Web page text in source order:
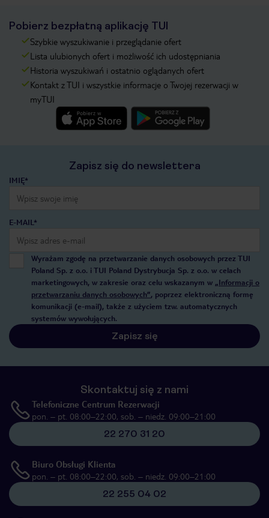
Pobierz bezpłatną aplikację TUI
Szybkie wyszukiwanie i przeglądanie ofert
Lista ulubionych ofert i możliwość ich udostępniania
Historia wyszukiwań i ostatnio oglądanych ofert
Kontakt z TUI i wszystkie informacje o Twojej rezerwacji w
myTUI
Zapisz się do newslettera
IMIĘ*
E-MAIL*
Wyrażam zgodę na przetwarzanie danych osobowych przez TUI
Poland Sp. z o.o. i TUI Poland Dystrybucja Sp. z o.o. w celach
marketingowych, w zakresie oraz celu wskazanym w „Informacji o
przetwarzaniu danych osobowych”, poprzez elektroniczną formę
komunikacji (e-mail), także z użyciem tzw. automatycznych
systemów wywołujących.
Zapisz się
Skontaktuj się z nami
Telefoniczne Centrum Rezerwacji
pon. – pt. 08:00–22:00, sob. – niedz. 09:00–21:00
22 270 31 20
Biuro Obsługi Klienta
pon. – pt. 08:00–22:00, sob. – niedz. 09:00–21:00
22 255 04 02